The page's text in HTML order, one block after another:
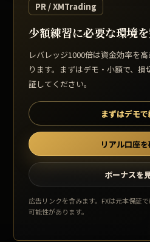
PR / XMTrading
少額練習に必要な環境
レバレッジ1000倍は資金効率を
ります。まずはデモ・小額で、
証してください。
まずはデモ
リアル口座
ボーナスを
広告リンクを含みます。FXは元本保証
可能性があります。